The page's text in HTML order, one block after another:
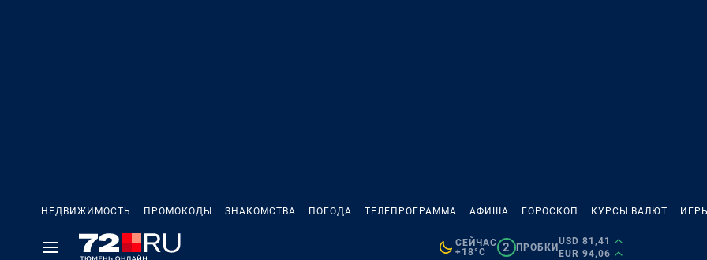
НЕДВИЖИМОСТЬ ПРОМОКОДЫ ЗНАКОМСТВА ПОГОДА ТЕЛЕПРОГРАММА АФИША ГОРОСКОП КУРСЫ ВАЛЮТ ИГРЫ
СЕЙЧАС
+18°C
2 ПРОБКИ
USD 81,41
EUR 94,06